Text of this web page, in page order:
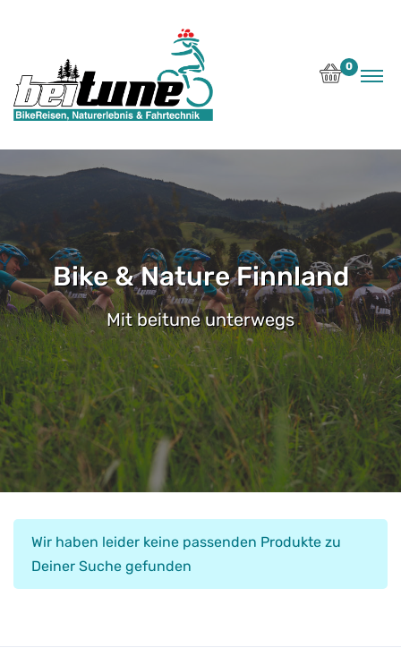
0
Bike & Nature Finnland
Mit beitune unterwegs
Wir haben leider keine passenden Produkte zu
Deiner Suche gefunden